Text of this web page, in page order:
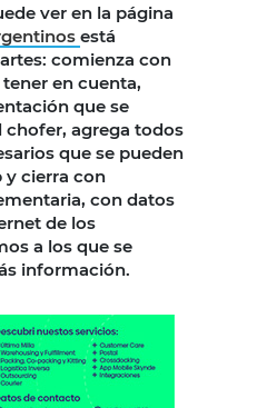
ver en la página
está
comienza con
en cuenta,
que se
chofer, agrega todos
que se pueden
y cierra con
con datos
de los
a los que se
información.